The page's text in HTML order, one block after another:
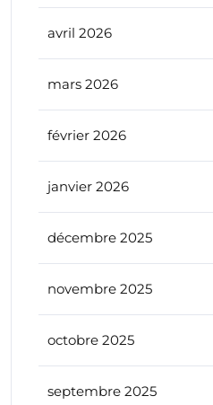
avril 2026
mars 2026
février 2026
janvier 2026
décembre 2025
novembre 2025
octobre 2025
septembre 2025